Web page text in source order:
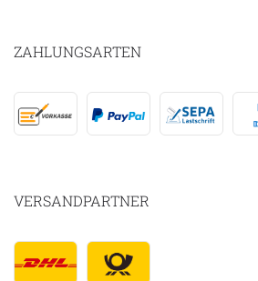
ZAHLUNGSARTEN
VERSANDPARTNER